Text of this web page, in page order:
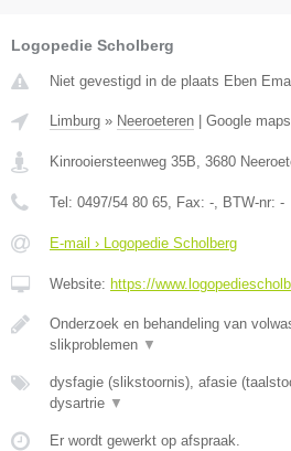
Logopedie Scholberg
Niet gevestigd in de plaats Eben
Limburg » Neeroeteren Google maps
Kinrooiersteenweg 35B, 3680
Tel: 0497/54 80 65, Fax: -, BTW-nr: -
E-mail › Logopedie Scholberg
Website: https://
Onderzoek en behandeling van
slikproblemen ▼
dysfagie (slikstoornis), afasie
dysartrie ▼
Er wordt gewerkt op afspraak.